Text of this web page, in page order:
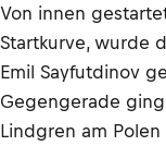
Von innen
Startkurve, wurde
Emil Sayfutdinov
Gegengerade
Lindgren am